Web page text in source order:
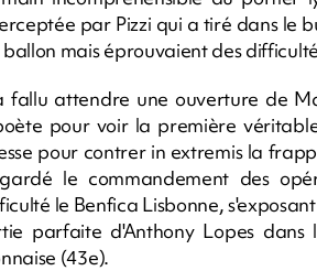
par Pizzi qui a tiré dans le
mais éprouvaient des
fallu attendre une ouverture de
pour voir la première
pour contrer in extremis la
le commandement des
le Benfica Lisbonne,
parfaite d'Anthony Lopes dans
(43e).